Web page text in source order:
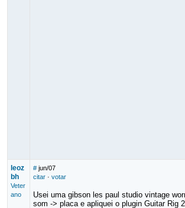
leoz
bh
Veter
ano
# jun/07
citar· votar
Usei uma gibson les paul studio vintage
som -> placa e apliquei o plugin Guitar Rig